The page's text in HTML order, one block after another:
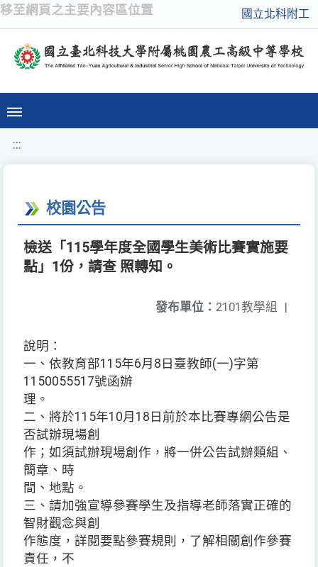
移至網頁之主要內容區位置 國立北科附工
:::
校園公告
檢送「115學年度全國學生美術比賽實施要
點」1份，請查 照轉知。
發布單位： 2101教學組 |
說明：
一、依教育部115年6月8日臺教師(一)字第
1150055517號函辦
理。
二、將於115年10月18日前於本比賽專網公告是
否試辦現場創
作；如須試辦現場創作，將一併公告試辦類組、
簡章、時
間、地點。
三、請加強宣導參賽學生及指導老師落實正確的
智財觀念與創
作態度，詳閱要點參賽規則，了解相關創作參賽
責任，不